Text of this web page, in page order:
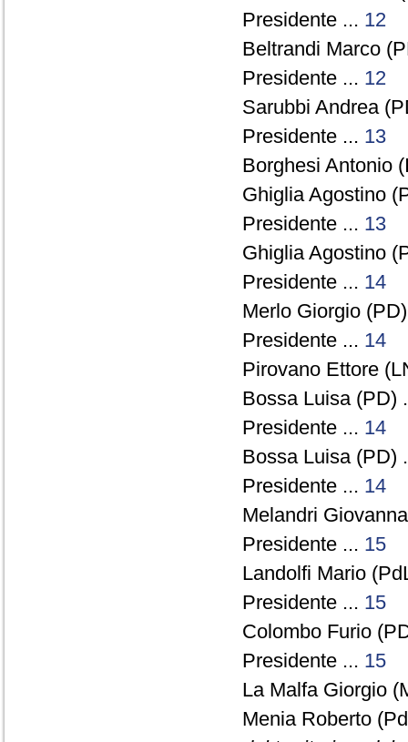
Presidente ... 12
Beltrandi Marco
Presidente ... 12
Sarubbi Andrea
Presidente ... 13
Borghesi Antonio
Ghiglia Agostino
Presidente ... 13
Ghiglia Agostino
Presidente ... 14
Merlo Giorgio
Presidente ... 14
Pirovano Ettore
Bossa Luisa (PD)
Presidente ... 14
Bossa Luisa (PD)
Presidente ... 14
Melandri
Presidente ... 15
Landolfi Mario
Presidente ... 15
Colombo Furio
Presidente ... 15
La Malfa Giorgio
Menia Roberto